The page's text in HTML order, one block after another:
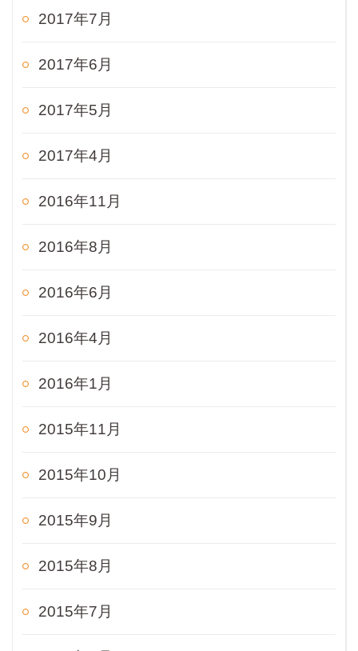
2017年7月
2017年6月
2017年5月
2017年4月
2016年11月
2016年8月
2016年6月
2016年4月
2016年1月
2015年11月
2015年10月
2015年9月
2015年8月
2015年7月